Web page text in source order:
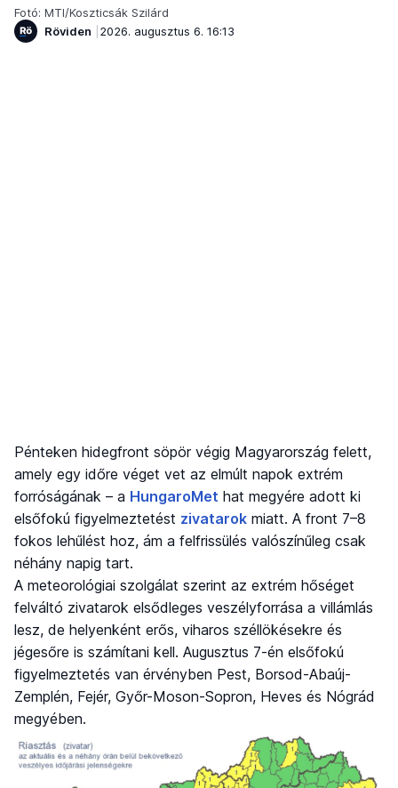
Fotó: MTI/Koszticsák Szilárd
Röviden
2026. augusztus 6. 16:13
Pénteken hidegfront söpör végig Magyarország felett,
amely egy időre véget vet az elmúlt napok extrém
forróságának – a HungaroMet hat megyére adott ki
elsőfokú figyelmeztetést zivatarok miatt. A front 7–8
fokos lehűlést hoz, ám a felfrissülés valószínűleg csak
néhány napig tart.
A meteorológiai szolgálat szerint az extrém hőséget
felváltó zivatarok elsődleges veszélyforrása a villámlás
lesz, de helyenként erős, viharos széllökésekre és
jégesőre is számítani kell. Augusztus 7-én elsőfokú
figyelmeztetés van érvényben Pest, Borsod-Abaúj-
Zemplén, Fejér, Győr-Moson-Sopron, Heves és Nógrád
megyében.